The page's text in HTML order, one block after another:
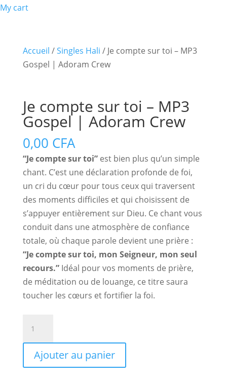
My cart
Accueil /Singles Hali / Je compte sur toi – MP3
Gospel | Adoram Crew
Je compte sur toi – MP3
Gospel | Adoram Crew
0,00 CFA
“Je compte sur toi”est bien plus qu’un simple
chant. C’est une déclaration profonde de foi,
un cri du cœur pour tous ceux qui traversent
des moments difficiles et qui choisissent de
s’appuyer entièrement sur Dieu. Ce chant vous
conduit dans une atmosphère de confiance
totale, où chaque parole devient une prière :
“Je compte sur toi, mon Seigneur, mon seul
recours.” Idéal pour vos moments de prière,
de méditation ou de louange, ce titre saura
toucher les cœurs et fortifier la foi.
compte
Ajouter au panier